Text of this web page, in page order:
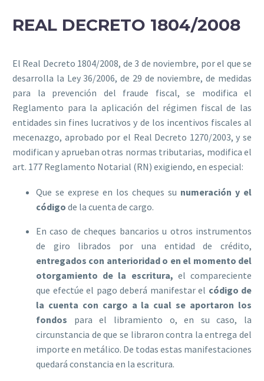
REAL DECRETO 1804/2008
El Real Decreto 1804/2008, de 3 de noviembre, por el que se
desarrolla la Ley 36/2006, de 29 de noviembre, de medidas
para la prevención del fraude fiscal, se modifica el
Reglamento para la aplicación del régimen fiscal de las
entidades sin fines lucrativos y de los incentivos fiscales al
mecenazgo, aprobado por el Real Decreto 1270/2003, y se
modifican y aprueban otras normas tributarias, modifica el
art. 177 Reglamento Notarial (RN) exigiendo, en especial:
Que se exprese en los cheques su numeración y el
código de la cuenta de cargo.
En caso de cheques bancarios u otros instrumentos
de giro librados por una entidad de crédito,
entregados con anterioridad o en el momento del
otorgamiento de la escritura, el compareciente
que efectúe el pago deberá manifestar el código de
la cuenta con cargo a la cual se aportaron los
fondos para el libramiento o, en su caso, la
circunstancia de que se libraron contra la entrega del
importe en metálico. De todas estas manifestaciones
quedará constancia en la escritura.